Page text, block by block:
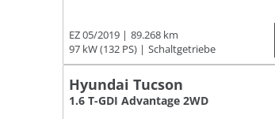
EZ 05/2019
89.268 km
97 kW (132 PS)
Schaltgetriebe
Hyundai Tucson
1.6 T-GDI Advantage 2WD